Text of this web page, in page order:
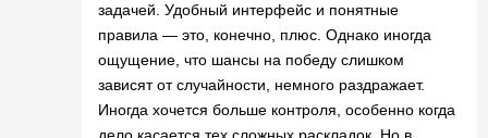
задачей. Удобный интерфейс и понятные
правила — это, конечно, плюс. Однако иногда
ощущение, что шансы на победу слишком
зависят от случайности, немного раздражает.
Иногда хочется больше контроля, особенно когда